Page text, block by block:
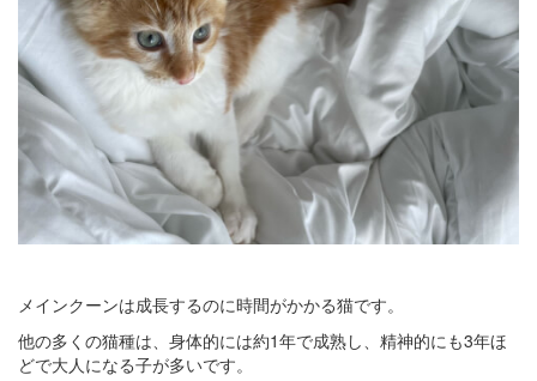
メインクーンは成長するのに時間がかかる猫です。
他の多くの猫種は、身体的には約1年で成熟し、精神的にも3年ほ
どで大人になる子が多いです。